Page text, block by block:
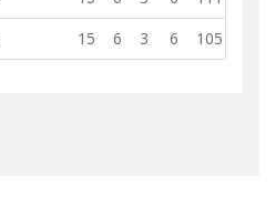
15 6 3 6 105 - 104